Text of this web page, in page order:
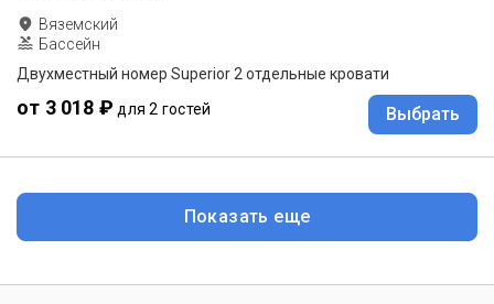
Вяземский
Бассейн
Двухместный номер Superior 2 отдельные кровати
от 3 018 ₽ для 2 гостей Выбрать
Показать еще